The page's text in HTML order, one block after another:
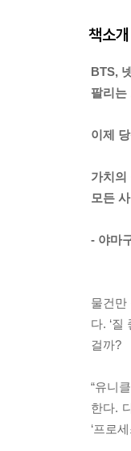
책소개
BTS,
팔리는
이제
가치의
모든
- 야마
물건만
다. ‘
걸까?
“유니
한다.
‘프로